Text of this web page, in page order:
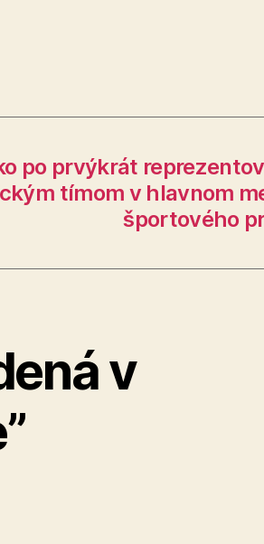
po prvýkrát
tímom v hlavnom
športového
v